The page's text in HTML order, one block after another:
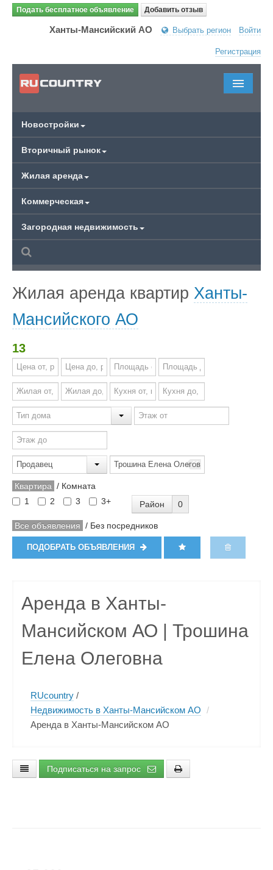
Подать бесплатное объявление Добавить отзыв
Ханты-Мансийский АО Выбрать регион Войти
Регистрация
Новостройки
Вторичный рынок
Жилая аренда
Коммерческая
Загородная недвижимость
Жилая аренда квартир Ханты-
Мансийского АО
13
Квартира / Комната
1
2 3 3+ Район 0
Все объявления / Без посредников
ПОДОБРАТЬ ОБЪЯВЛЕНИЯ
Аренда в Ханты-
Мансийском АО | Трошина
Елена Олеговна
RUcountry /
Недвижимость в Ханты-Мансийском АО /
Аренда в Ханты-Мансийском АО
Подписаться на запрос